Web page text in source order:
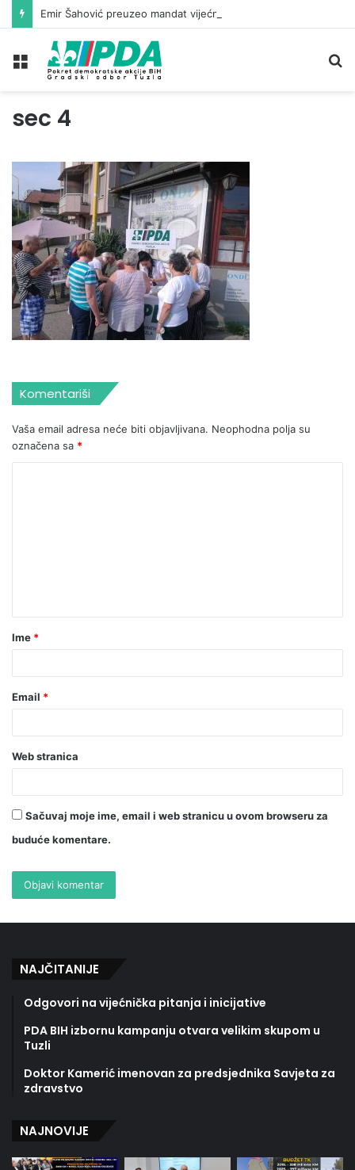
Meni
sec 4
Komentariši
Vaša email adresa neće biti objavljivana. Neophodna polja su
označena sa *
Ime *
Email *
Web stranica
Sačuvaj moje ime, email i web stranicu u ovom browseru za
buduće komentare.
NAJČITANIJE
Odgovori na vijećnička pitanja i inicijative
PDA BIH izbornu kampanju otvara velikim skupom u
Tuzli
Doktor Kamerić imenovan za predsjednika Savjeta za
zdravstvo
NAJNOVIJE